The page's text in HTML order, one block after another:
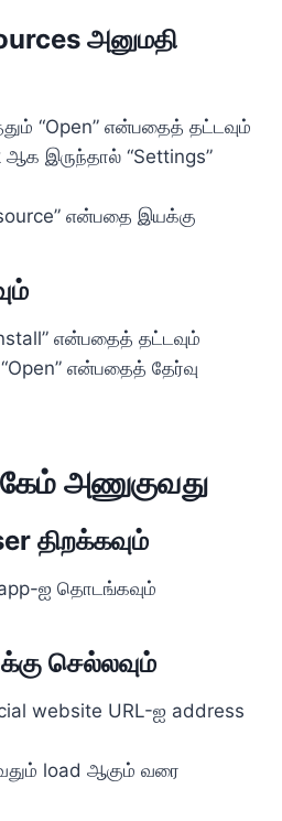
அனுமதி
“Open” என்பதைத் தட்டவும்
இருந்தால் “Settings”
என்பதை இயக்கு
என்பதைத் தட்டவும்
“Open” என்பதைத் தேர்வு
அணுகுவது
திறக்கவும்
ஐ தொடங்கவும்
செல்லவும்
website URL-ஐ address
load ஆகும் வரை